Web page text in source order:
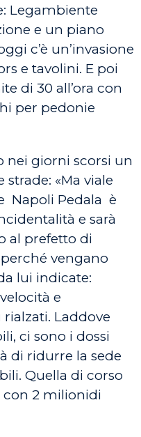
Legambiente
e un piano
c’è un’invasione
e tavolini. E poi
di 30 all’ora con
per pedonie
nei giorni scorsi un
«Ma viale
Napoli Pedala è
e sarà
al prefetto di
vengano
lui indicate:
e
Laddove
ci sono i dossi
di ridurre la sede
Quella di corso
con 2 milionidi